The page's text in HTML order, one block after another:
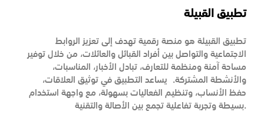
تطبيق القبيلة
تطبيق القبيلة هو منصة رقمية تهدف إلى تعزيز الروابط
الاجتماعية والتواصل بين أفراد القبائل والعائلات، من خلال توفير
مساحة آمنة ومنظمة للتعارف، تبادل الأخبار، المناسبات،
والأنشطة المشتركة. يساعد التطبيق في توثيق العلاقات،
حفظ الأنساب، وتنظيم الفعاليات بسهولة، مع واجهة استخدام
بسيطة وتجربة تفاعلية تجمع بين الأصالة والتقنية.